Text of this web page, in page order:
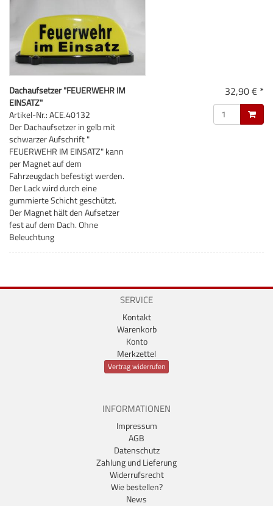
Dachaufsetzer "FEUERWEHR IM
EINSATZ"
Artikel-Nr.: ACE.40132
Der Dachaufsetzer in gelb mit
schwarzer Aufschrift "
FEUERWEHR IM EINSATZ" kann
per Magnet auf dem
Fahrzeugdach befestigt werden.
Der Lack wird durch eine
gummierte Schicht geschützt.
Der Magnet hält den Aufsetzer
fest auf dem Dach. Ohne
Beleuchtung
32,90 € *
SERVICE
Kontakt
Warenkorb
Konto
Merkzettel
Vertrag widerrufen
INFORMATIONEN
Impressum
AGB
Datenschutz
Zahlung und Lieferung
Widerrufsrecht
Wie bestellen?
News